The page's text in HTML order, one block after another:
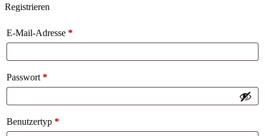
Registrieren
E-Mail-Adresse *
Passwort *
Benutzertyp *